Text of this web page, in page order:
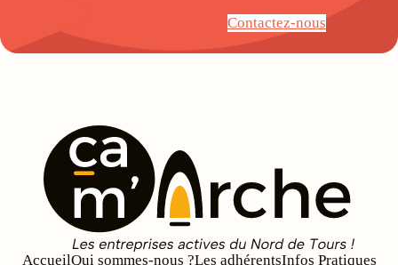
Contactez-nous
AccueilQui sommes-nous ?Les adhérentsInfos Pratiques